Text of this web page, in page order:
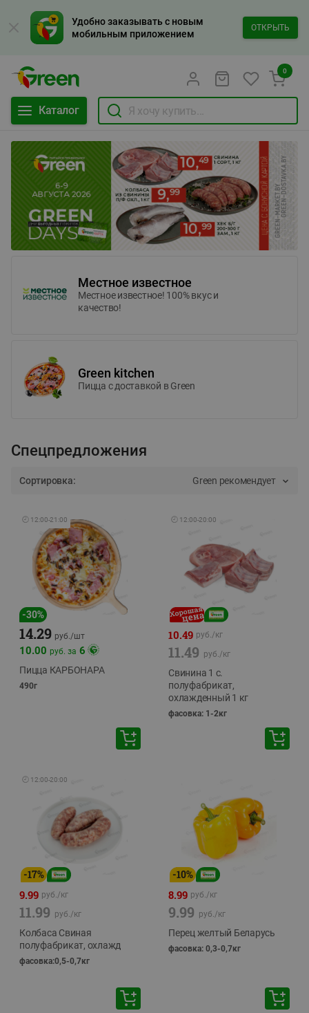
Удобно заказывать с новым
мобильным приложением
ОТКРЫТЬ
Каталог
0
Местное известное
Местное известное! 100% вкус и
качество!
Green kitchen
Пицца c доставкой в Green
Спецпредложения
Сортировка: Green рекомендует
🕘 12:00-21:00
-30%
14.29 руб./шт
10.00 руб. за 6
Пицца КАРБОНАРА
490г
🕘 12:00-20:00
10.49 руб./кг
11.49 руб./кг
Свинина 1 с.
полуфабрикат,
охлажденный 1 кг
фасовка: 1-2кг
🕘 12:00-20:00
-17%
9.99 руб./кг
11.99 руб./кг
Колбаса Свиная
полуфабрикат, охлажд
фасовка:0,5-0,7кг
-10%
8.99 руб./кг
9.99 руб./кг
Перец желтый Беларусь
фасовка: 0,3-0,7кг